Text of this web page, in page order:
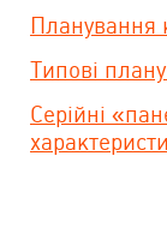
Планування
Типові
Серійні